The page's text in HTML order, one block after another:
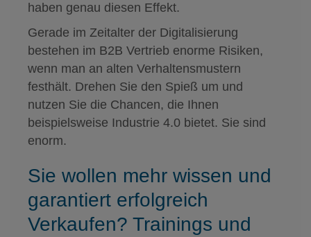
haben genau diesen Effekt.
Gerade im Zeitalter der Digitalisierung
bestehen im B2B Vertrieb enorme Risiken,
wenn man an alten Verhaltensmustern
festhält. Drehen Sie den Spieß um und
nutzen Sie die Chancen, die Ihnen
beispielsweise Industrie 4.0 bietet. Sie sind
enorm.
Sie wollen mehr wissen und
garantiert erfolgreich
Verkaufen? Trainings und